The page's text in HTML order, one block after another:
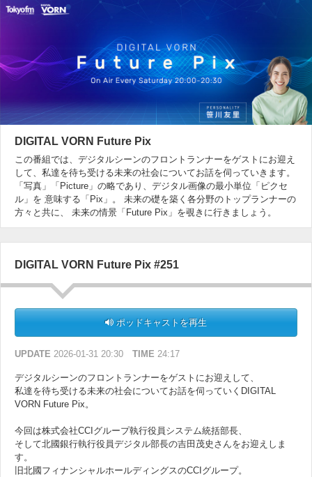
DIGITAL VORN Future Pix
この番組では、デジタルシーンのフロントランナーをゲストにお迎え
して、私達を待ち受ける未来の社会についてお話を伺っていきます。
「写真」「Picture」の略であり、デジタル画像の最小単位「ピクセ
ル」を 意味する「Pix」。 未来の礎を築く各分野のトップランナーの
方々と共に、 未来の情景「Future Pix」を覗きに行きましょう。
DIGITAL VORN Future Pix #251
ポッドキャストを再生
UPDATE 2026-01-31 20:30 TIME 24:17
デジタルシーンのフロントランナーをゲストにお迎えして、
私達を待ち受ける未来の社会についてお話を伺っていくDIGITAL
VORN Future Pix。
今回は株式会社CCIグループ執行役員システム統括部長、
そして北國銀行執行役員デジタル部長の吉田茂史さんをお迎えしま
す。
旧北國フィナンシャルホールディングスのCCIグループ。